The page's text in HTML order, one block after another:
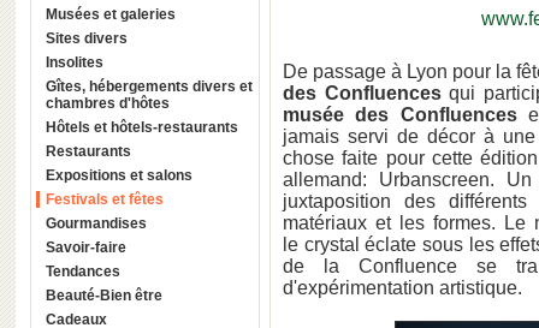
Musées et galeries
Sites divers
Insolites
Gîtes, hébergements divers et
chambres d'hôtes
Hôtels et hôtels-restaurants
Restaurants
Expositions et salons
Festivals et fêtes
Gourmandises
Savoir-faire
Tendances
Beauté-Bien être
Cadeaux
De passage à Lyon pour la
des Confluencesqui
musée des Confluences
jamais servi de décor à
chose faite pour cette
allemand: Urbanscreen.
juxtaposition des
matériaux et les formes. Le
le crystal éclate sous les
de la Confluence se
d'expérimentation artistique.